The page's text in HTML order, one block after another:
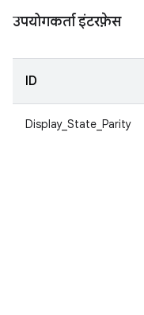
उपयोगकर्ता इंटरफ़ेस
ID
Display_State_Parity